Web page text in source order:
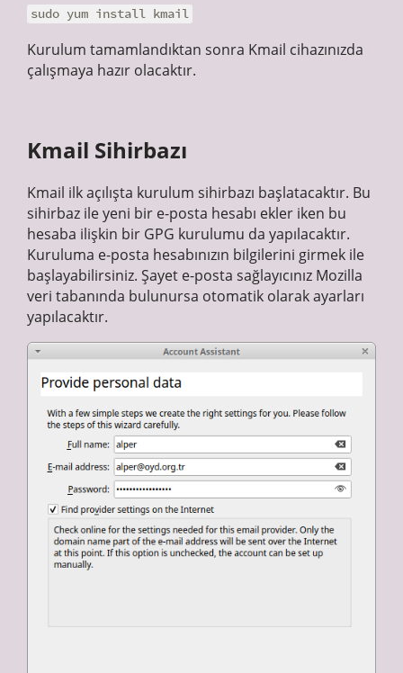
sudo yum install kmail
Kurulum tamamlandıktan sonra Kmail cihazınızda
çalışmaya hazır olacaktır.
Kmail Sihirbazı
Kmail ilk açılışta kurulum sihirbazı başlatacaktır. Bu
sihirbaz ile yeni bir e-posta hesabı ekler iken bu
hesaba ilişkin bir GPG kurulumu da yapılacaktır.
Kuruluma e-posta hesabınızın bilgilerini girmek ile
başlayabilirsiniz. Şayet e-posta sağlayıcınız Mozilla
veri tabanında bulunursa otomatik olarak ayarları
yapılacaktır.